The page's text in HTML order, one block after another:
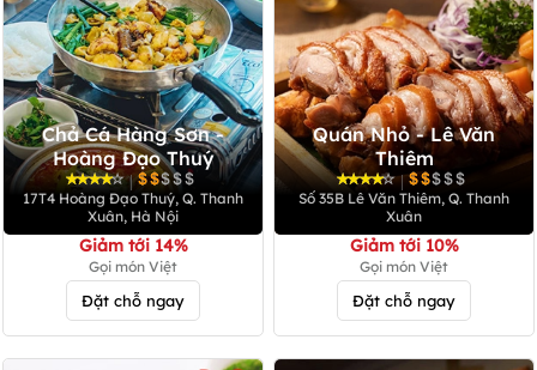
Chả Cá Hàng Sơn -
Hoàng Đạo Thuý
|
17T4 Hoàng Đạo Thuý, Q. Thanh
Xuân, Hà Nội
Giảm tới 14%
Gọi món Việt
Đặt chỗ ngay
Quán Nhỏ - Lê Văn
Thiêm
|
Số 35B Lê Văn Thiêm, Q. Thanh
Xuân
Giảm tới 10%
Gọi món Việt
Đặt chỗ ngay